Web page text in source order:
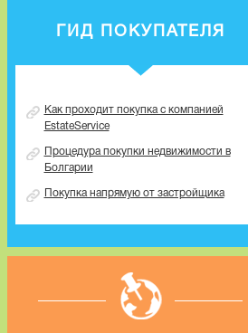
ГИД ПОКУПАТЕЛЯ
Как проходит покупка с компанией
EstateService
Процедура покупки недвижимости в
Болгарии
Покупка напрямую от застройщика